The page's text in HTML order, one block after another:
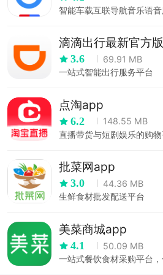
智能车载互联导航音乐语
滴滴出行最新官方版
3.6
69.91 MB
一站式智能出行服务平台
点淘app
6.2
148.55 MB
直播带货与短剧娱乐的购
批菜网app
3.0
44.36 MB
生鲜食材批发配送平台
美菜商城app
4.1
50.09 MB
一站式餐饮食材采购平台